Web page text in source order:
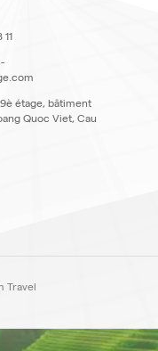
11
étage, bâtiment
Quoc Viet, Cau
Travel